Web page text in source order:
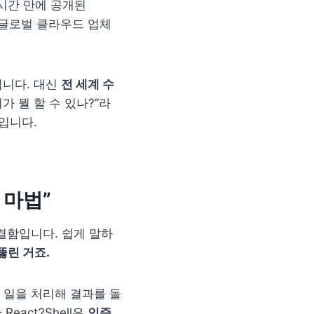
간 만에 공개된
로벌 클라우드 업체
니다. 대신 전 세계 수
뭘 할 수 있나?”라
니다.
법”
함입니다. 쉽게 말하
린 거죠.
을 처리해 결과를 돌